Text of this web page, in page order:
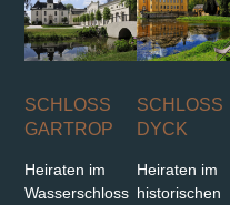
SCHLOSS
GARTROP
Heiraten im
Wasserschloss
SCHLOSS
DYCK
Heiraten im
historischen